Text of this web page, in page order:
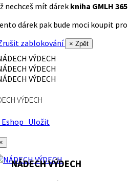
nechceš mít dárek kniha GMLH 365
dárek pak bude moci koupit pro
zablokování
× Zpět
VÝDECH
Uložit
NÁDECH VÝDECH